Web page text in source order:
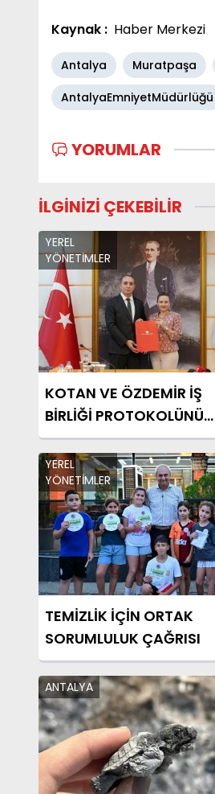
Kaynak : Haber Merkezi
Antalya Muratpaşa
AntalyaEmniyetMüdürlüğü
YORUMLAR
İLGİNİZİ ÇEKEBİLİR
YEREL
YÖNETİMLER
KOTAN VE ÖZDEMİR İŞ
BİRLİĞİ PROTOKOLÜNÜ
İMZALADI
YEREL
YÖNETİMLER
TEMİZLİK İÇİN ORTAK
SORUMLULUK ÇAĞRISI
ANTALYA